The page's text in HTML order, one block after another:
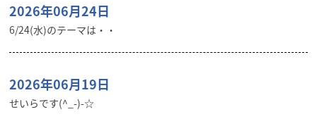
2026年06月24日
6/24(水)のテーマは・・
2026年06月19日
せいらです(^_-)-☆